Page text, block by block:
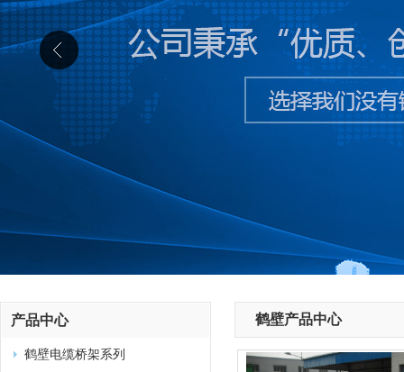
产品中心
鹤壁电缆桥架系列
鹤壁产品中心